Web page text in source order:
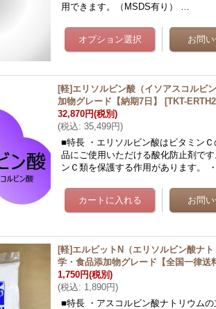
用できます。（MSDS有り） …
[軽]エリソルビン酸（イソアスコルビ
加物グレード【納期7日】
[TKT-
32,870円(税別)
(税込: 35,499円)
■特長 ・エリソルビン酸はビタミン
品にご使用いただける酸化防止剤で
ンＣ類を保護する作用があります。
[軽]エルビットN（エリソルビン酸ナ
学・食品添加物グレード【全国一律送
1,750円(税別)
(税込: 1,890円)
■特長 ・アスコルビン酸ナトリウム